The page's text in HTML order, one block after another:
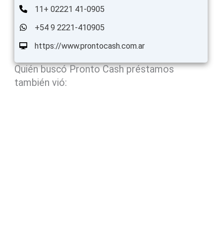
11+ 02221 41-0905
+54 9 2221-410905
https://www.prontocash.com.ar
Quién buscó Pronto Cash préstamos
también vió: